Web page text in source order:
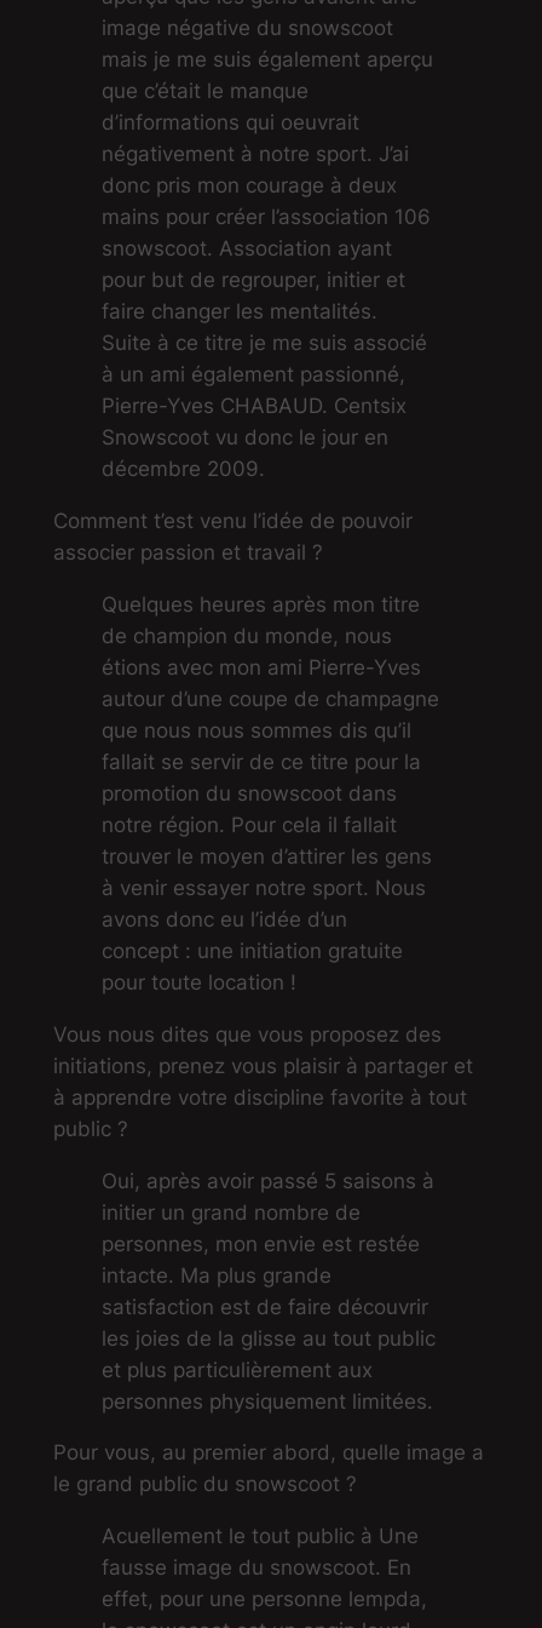
image négative du snowscoot
mais je me suis également aperçu
que c’était le manque
d’informations qui oeuvrait
négativement à notre sport. J’ai
donc pris mon courage à deux
mains pour créer l’association 106
snowscoot. Association ayant
pour but de regrouper, initier et
faire changer les mentalités.
Suite à ce titre je me suis associé
à un ami également passionné,
Pierre-Yves CHABAUD. Centsix
Snowscoot vu donc le jour en
décembre 2009.
Comment t’est venu l’idée de pouvoir
associer passion et travail ?
Quelques heures après mon titre
de champion du monde, nous
étions avec mon ami Pierre-Yves
autour d’une coupe de champagne
que nous nous sommes dis qu’il
fallait se servir de ce titre pour la
promotion du snowscoot dans
notre région. Pour cela il fallait
trouver le moyen d’attirer les gens
à venir essayer notre sport. Nous
avons donc eu l’idée d’un
concept : une initiation gratuite
pour toute location !
Vous nous dites que vous proposez des
initiations, prenez vous plaisir à partager et
à apprendre votre discipline favorite à tout
public ?
Oui, après avoir passé 5 saisons à
initier un grand nombre de
personnes, mon envie est restée
intacte. Ma plus grande
satisfaction est de faire découvrir
les joies de la glisse au tout public
et plus particulièrement aux
personnes physiquement limitées.
Pour vous, au premier abord, quelle image a
le grand public du snowscoot ?
Acuellement le tout public à Une
fausse image du snowscoot. En
effet, pour une personne lempda,